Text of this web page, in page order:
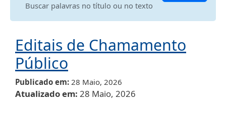
Buscar palavras no título ou no texto
Editais de Chamamento
Público
Publicado em 28 Maio, 2026
Atualizado em 28 Maio, 2026